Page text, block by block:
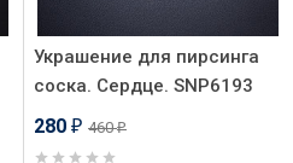
Украшение для пирсинга
соска. Сердце. SNP6193
280 ₽ 460₽